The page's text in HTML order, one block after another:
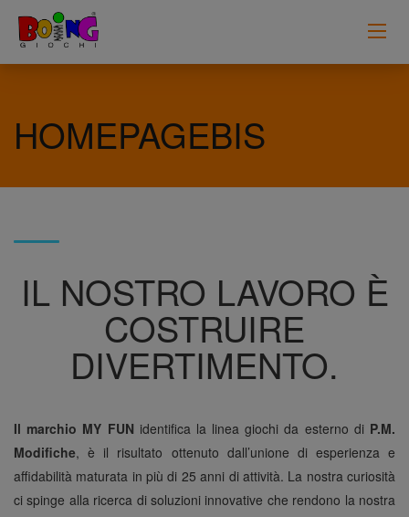
HOMEPAGEBIS
IL NOSTRO LAVORO È
COSTRUIRE
DIVERTIMENTO.
Il marchio MY FUN identifica lalinea giochi da esterno di P.M.
Modifiche, è il risultato ottenuto dall’unione di esperienza e
affidabilità maturata in più di 25 anni di attività. La nostra curiosità
ci spinge alla ricerca disoluzioni innovative che rendono la nostra